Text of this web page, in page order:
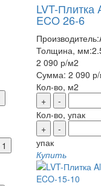
1
LVT-Плитка
ECO 26-6
Производитель:
Толщина, мм:
2 090 р/м2
Сумма: 2 090 р
Кол-во, м2
+
-
Кол-во, упак
+
-
упак
Купить